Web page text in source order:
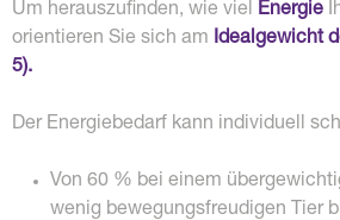
Um herauszufinden, wie viel Energie
orientieren Sie sich am Idealgewicht
5).
Der Energiebedarf kann individuell
Von 60 % bei einem
wenig bewegungsfreudigen Tier